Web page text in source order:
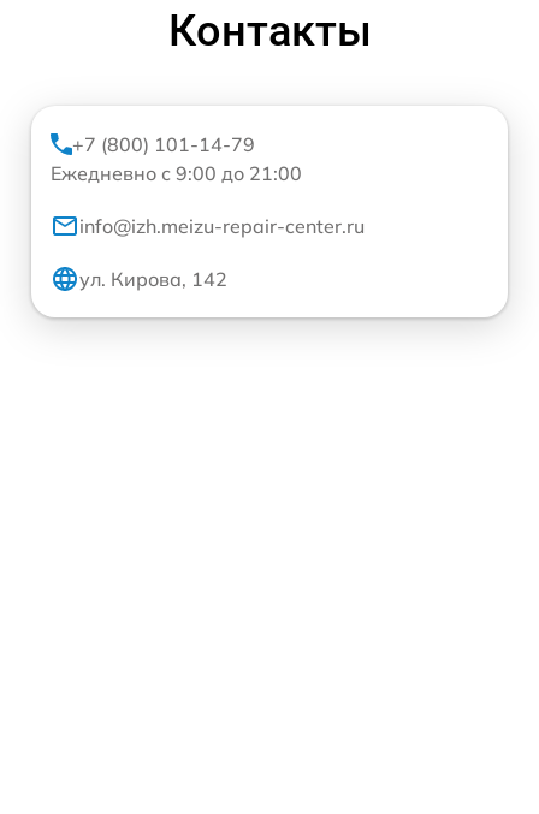
Контакты
+7 (800) 101-14-79
Ежедневно с 9:00 до 21:00
info@izh.meizu-repair-center.ru
ул. Кирова, 142